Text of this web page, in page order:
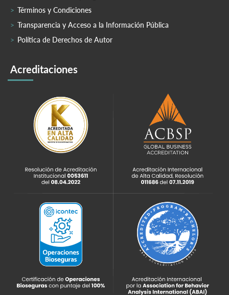
Términos y Condiciones
Transparencia y Acceso a la Información Pública
Política de Derechos de Autor
Acreditaciones